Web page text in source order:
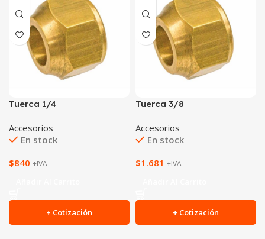
Tuerca 1/4
Accesorios
En stock
$840 +IVA
+ Cotización
Tuerca 3/8
Accesorios
En stock
$1.681 +IVA
+ Cotización